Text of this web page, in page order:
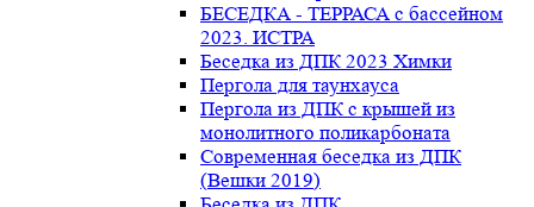
БЕСЕДКА - ТЕРРАСА с бассейном
2023. ИСТРА
Беседка из ДПК 2023 Химки
Пергола для таунхауса
Пергола из ДПК с крышей из
монолитного поликарбоната
Современная беседка из ДПК
(Вешки 2019)